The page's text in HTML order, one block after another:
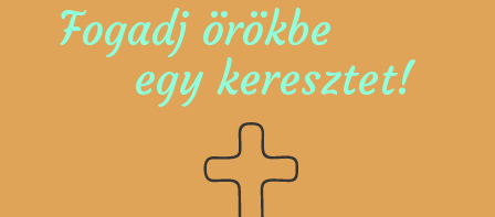
Fogadj örökbe
egy keresztet!